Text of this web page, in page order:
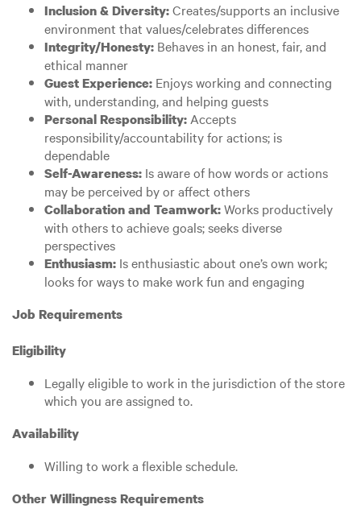
Inclusion & Diversity:Creates/supports an inclusive
environment that values/celebrates differences
Integrity/Honesty: Behaves in an honest, fair, and
ethical manner
Guest Experience: Enjoys working and connecting
with, understanding, and helping guests
Personal Responsibility: Accepts
responsibility/accountability for actions; is
dependable
Self-Awareness: Is aware of how words or actions
may be perceived by or affect others
Collaboration and Teamwork:Works productively
with others to achieve goals; seeks diverse
perspectives
Enthusiasm: Is enthusiastic about one’s own work;
looks for ways to make work fun and engaging
Job Requirements
Eligibility
Legally eligible to work in the jurisdiction of the store
which you are assigned to.
Availability
Willing to work a flexible schedule.
Other Willingness Requirements